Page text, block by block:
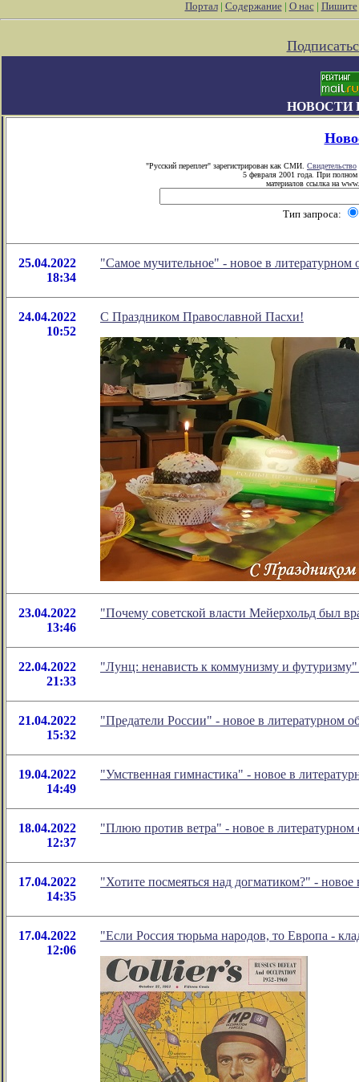
Портал| Содержание| О нас| Пишите
НОВОСТИ
"Русский переплет" зарегистрирован как СМИ. Свидетельство
5 февраля 2001 года. При полном
материалов ссылка на
Тип запроса:
25.04.2022
18:34
"Самое мучительное" - новое в
24.04.2022
10:52
С Праздником Православной Пасхи!
23.04.2022
13:46
"Почему советской власти Мейерхольд был
22.04.2022
21:33
"Лунц: ненависть к коммунизму и
21.04.2022
15:32
"Предатели России" - новое в литературном
19.04.2022
14:49
"Умственная гимнастика" - новое в
18.04.2022
12:37
"Плюю против ветра" - новое в
17.04.2022
14:35
"Хотите посмеяться над догматиком?" -
17.04.2022
12:06
"Если Россия тюрьма народов, то Европа -